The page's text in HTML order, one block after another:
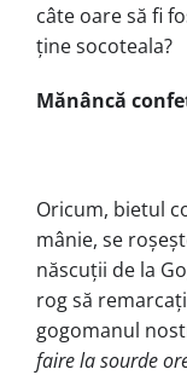
câte oare să fi
ține socoteala?
Mănâncă
Oricum, bietul
mânie, se
născuții de la
rog să
gogomanul
faire la sourde